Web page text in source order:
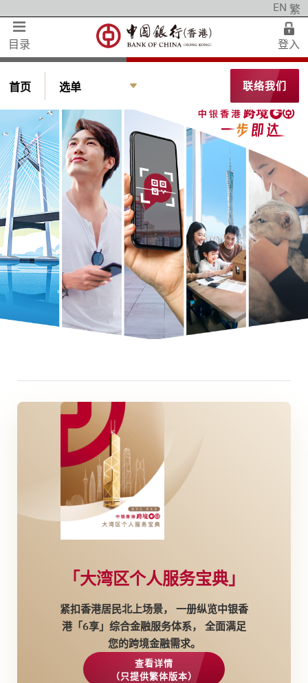
私人财富
中银理财
智盈理财
自在理财
私人银行
企业银行
中小企理财
人民币服务
跨境金融及汇款服务
存款
手机银行
登入网上银行
个人客户
网上银行
公司客户
私人银行
EN 繁
目录 登入
首页 选单 联络我们
「大湾区个人服务宝典」
紧扣香港居民北上场景， 一册纵览中银香
港「6享」综合金融服务体系， 全面满足
您的跨境金融需求。
查看详情
（只提供繁体版本）